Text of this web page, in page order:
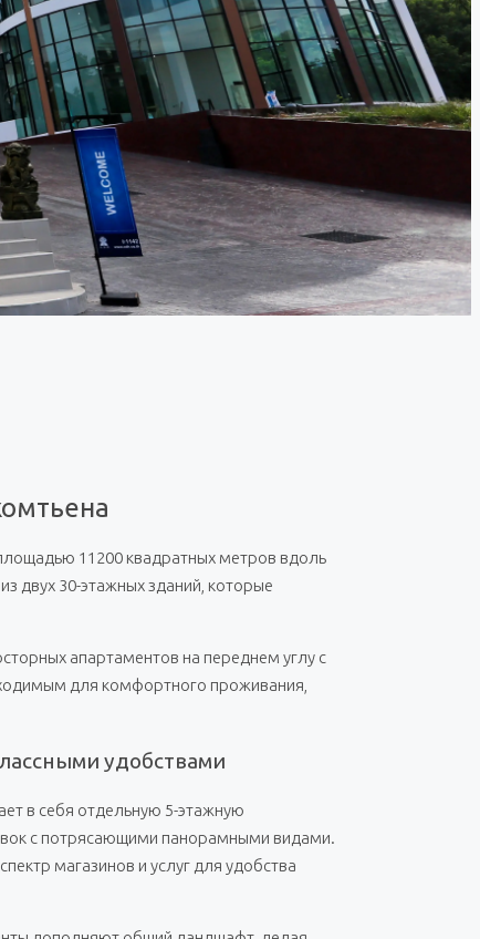
11200 квадратных метров вдоль
двух 30-этажных зданий, которые
апартаментов на переднем углу с
для комфортного проживания,
удобствами
в себя отдельную 5-этажную
с потрясающими панорамными видами.
магазинов и услуг для удобства